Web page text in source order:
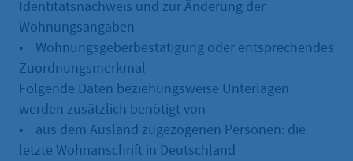
Identitätsnachweis und zur Änderung der
Wohnungsangaben
• Wohnungsgeberbestätigung oder entsprechendes
Zuordnungsmerkmal
Folgende Daten beziehungsweise Unterlagen
werden zusätzlich benötigt von
• aus dem Ausland zugezogenen Personen: die
letzte Wohnanschrift in Deutschland